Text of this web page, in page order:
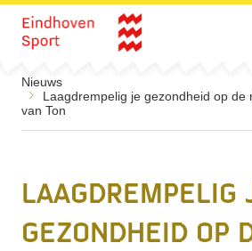
Direct naar de inhoud
Nieuws
Laagdrempelig je gezondheid op de
van Ton
Laagdrempelig
gezondheid op